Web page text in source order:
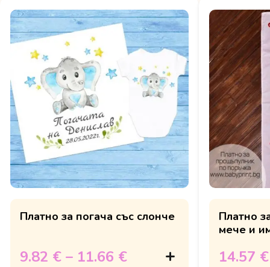
Платно за погача със слонче
9.82 € – 11.66 €
Платно
мече и
14.57 €